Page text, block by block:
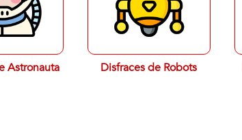
Astronauta Disfraces de Robots